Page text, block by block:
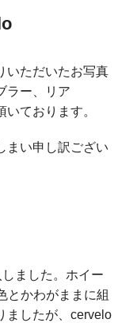
いただいたお写真
ラー、リア
ております。
まい申し訳ござい
ました。ホイー
とかわがままに組
ましたが、cervelo